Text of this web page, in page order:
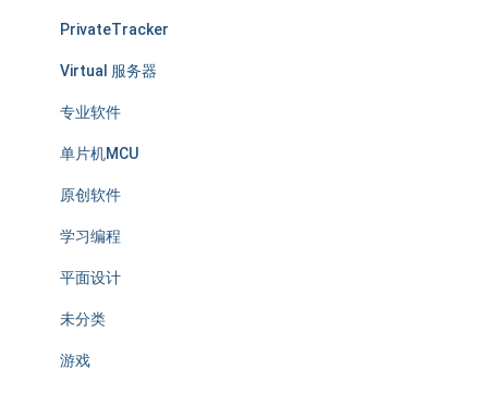
PrivateTracker
Virtual 服务器
专业软件
单片机MCU
原创软件
学习编程
平面设计
未分类
游戏